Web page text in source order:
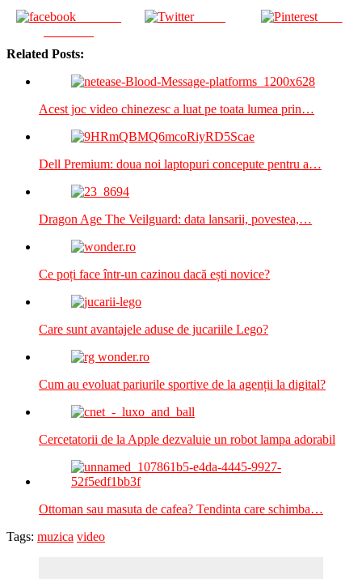
Tweet Save
Related Posts:
Acest joc video chinezesc a luat pe toata lumea prin…
Dell Premium: doua noi laptopuri concepute pentru a…
Dragon Age The Veilguard: data lansarii, povestea,…
Ce poți face într-un cazinou dacă ești novice?
Care sunt avantajele aduse de jucariile Lego?
Cum au evoluat pariurile sportive de la agenții la digital?
Cercetatorii de la Apple dezvaluie un robot lampa adorabil
Ottoman sau masuta de cafea? Tendinta care schimba…
Tags: muzica video